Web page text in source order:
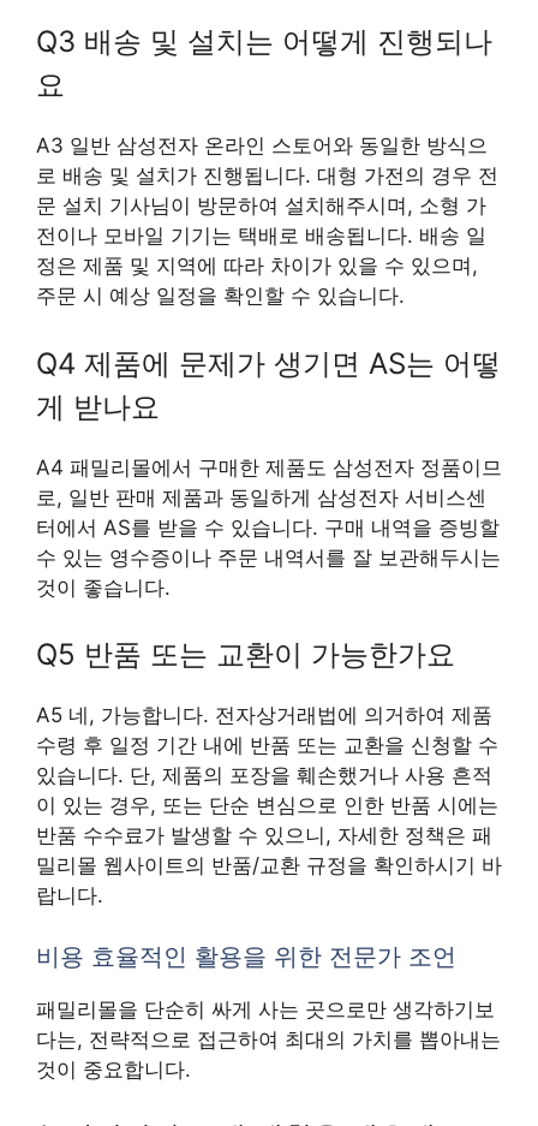
Q3 배송 및 설치는 어떻게 진행되나
요
A3 일반 삼성전자 온라인 스토어와 동일한 방식으
로 배송 및 설치가 진행됩니다. 대형 가전의 경우 전
문 설치 기사님이 방문하여 설치해주시며, 소형 가
전이나 모바일 기기는 택배로 배송됩니다. 배송 일
정은 제품 및 지역에 따라 차이가 있을 수 있으며,
주문 시 예상 일정을 확인할 수 있습니다.
Q4 제품에 문제가 생기면 AS는 어떻
게 받나요
A4 패밀리몰에서 구매한 제품도 삼성전자 정품이므
로, 일반 판매 제품과 동일하게 삼성전자 서비스센
터에서 AS를 받을 수 있습니다. 구매 내역을 증빙할
수 있는 영수증이나 주문 내역서를 잘 보관해두시는
것이 좋습니다.
Q5 반품 또는 교환이 가능한가요
A5 네, 가능합니다. 전자상거래법에 의거하여 제품
수령 후 일정 기간 내에 반품 또는 교환을 신청할 수
있습니다. 단, 제품의 포장을 훼손했거나 사용 흔적
이 있는 경우, 또는 단순 변심으로 인한 반품 시에는
반품 수수료가 발생할 수 있으니, 자세한 정책은 패
밀리몰 웹사이트의 반품/교환 규정을 확인하시기 바
랍니다.
비용 효율적인 활용을 위한 전문가 조언
패밀리몰을 단순히 싸게 사는 곳으로만 생각하기보
다는, 전략적으로 접근하여 최대의 가치를 뽑아내는
것이 중요합니다.